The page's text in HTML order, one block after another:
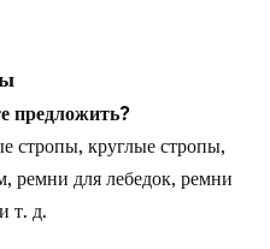
предложить?
стропы, круглые стропы,
ремни для лебедок, ремни
т. д.